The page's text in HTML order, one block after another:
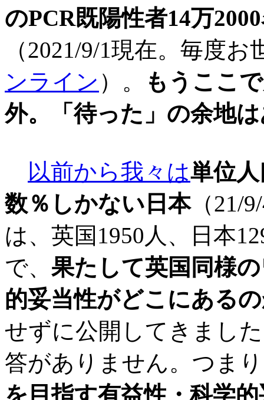
のPCR既陽性者14万
（2021/9/1現在。毎度
ンライン ）。
もうここ
外。「待った」の余地
以前から我々は単位
数％しかない日本（21/
は、英国1950人、日本
で、 果たして英国同様
的妥当性がどこにある
せずに公開してきまし
答がありません。つま
を目指す有益性・科学